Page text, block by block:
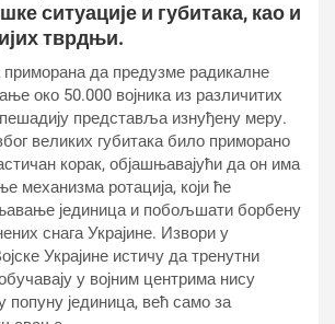
ситуације и губитака, као и
тврдњи.
приморана да предузме радикалне
око 50.000 војника из различитих
представља изнуђену меру.
великих губитака било приморано
корак, објашњавајући да он има
механизма ротација, који ће
јединица и побољшати борбену
снага Украјине. Извори у
Украјине истичу да тренутни
у војним центрима нису
јединица, већ само за